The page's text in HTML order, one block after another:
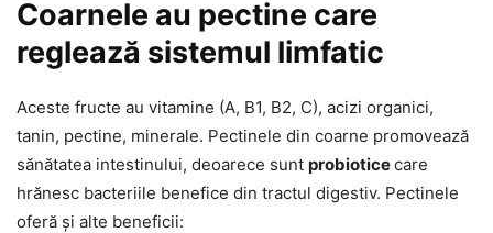
Coarnele au pectine care
reglează sistemul limfatic
Aceste fructe au vitamine (A, B1, B2, C), acizi organici,
tanin, pectine, minerale. Pectinele din coarne promovează
sănătatea intestinului, deoarece sunt probioticecare
hrănesc bacteriile benefice din tractul digestiv. Pectinele
oferă și alte beneficii: